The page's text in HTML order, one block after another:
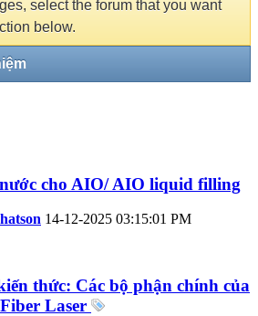
select the forum that you want
below.
cho AIO/ AIO liquid filling
14-12-2025 03:15:01 PM
thức: Các bộ phận chính của
Laser